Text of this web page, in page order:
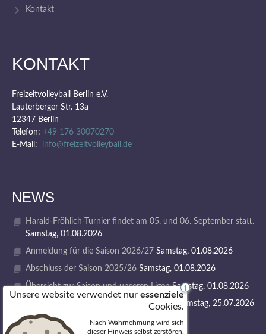
Kontakt
KONTAKT
Freizeitvolleyball Berlin e.V.
Lauterberger Str. 13a
12347 Berlin
Telefon: +49 176 30070270
E-Mail: info@freizeitvolleyball.de
NEWS
Harald-Fröhlich-Turnier findet am 05. und 06. September statt.
Samstag, 01.08.2026
Anmeldung für die Saison 2026/27 Samstag, 01.08.2026
Abschluss der Saison 2025/26 Samstag, 01.08.2026
Übersicht zur Saison und unseren Ligen Samstag, 01.08.2026
1. VOLLEY GODS SUMMER CAMP 2026 Samstag, 25.07.2026
Unsere website verwendet nur essenziele
Cookies.
Nach Wahrnehmung wird sich
dieser Hinweis selbst zerstören.
i